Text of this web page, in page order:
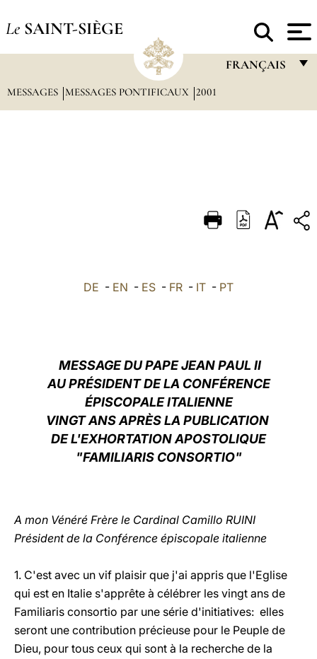
Le SAINT-SIÈGE
FRANÇAIS
DEUTSCH
العربيّة
MESSAGES MESSAGES PONTIFICAUX 2001
DE - EN - ES - FR - IT - PT
MESSAGE DU PAPE JEAN PAUL II
AU PRÉSIDENT DE LA CONFÉRENCE
ÉPISCOPALE ITALIENNE
VINGT ANS APRÈS LA PUBLICATION
DE L'EXHORTATION APOSTOLIQUE
"FAMILIARIS CONSORTIO"
A mon Vénéré Frère le Cardinal Camillo RUINI
Président de la Conférence épiscopale italienne
1. C'est avec un vif plaisir que j'ai appris que l'Eglise
qui est en Italie s'apprête à célébrer les vingt ans de
Familiaris consortio par une série d'initiatives: elles
seront une contribution précieuse pour le Peuple de
Dieu, pour tous ceux qui sont à la recherche de la